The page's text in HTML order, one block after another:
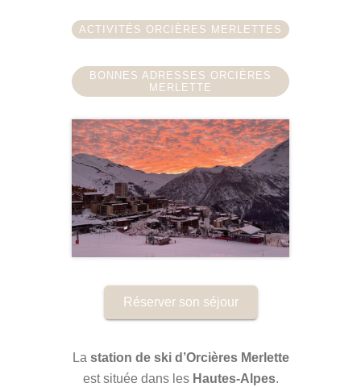
ACTIVITÉS ORCIÈRES MERLETTES
BONNES ADRESSES ORCIÈRES
MERLETTE
Réserver son séjour
La station de ski d’Orcières Merlette
est située dans les Hautes-Alpes.